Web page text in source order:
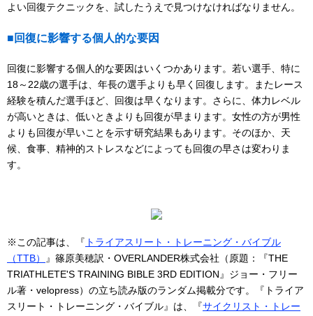
よい回復テクニックを、試したうえで見つけなければなりません。
■回復に影響する個人的な要因
回復に影響する個人的な要因はいくつかあります。若い選手、特に
18～22歳の選手は、年長の選手よりも早く回復します。またレース
経験を積んだ選手ほど、回復は早くなります。さらに、体力レベル
が高いときは、低いときよりも回復が早まります。女性の方が男性
よりも回復が早いことを示す研究結果もあります。そのほか、天
候、食事、精神的ストレスなどによっても回復の早さは変わりま
す。
※この記事は、『 トライアスリート・トレーニング・バイブル
（TTB）
』篠原美穂訳・OVERLANDER株式会社（原題：『THE
TRIATHLETE'S TRAINING BIBLE 3RD EDITION』ジョー・フリー
ル著・velopress）の立ち読み版のランダム掲載分です。『トライア
スリート・トレーニング・バイブル』は、『サイクリスト・トレー